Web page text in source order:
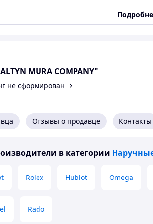
Батарейка
Аналоговый (Стрелочный)
Квадратная
Нержавеющая сталь
Стальной
WR 30 м (3 атм)
Серебристый
34 мес
MURA СOMPANY"
не сформирован
Отзывы о продавце Контакты
в категории
Rolex Hublot Omega
Rado